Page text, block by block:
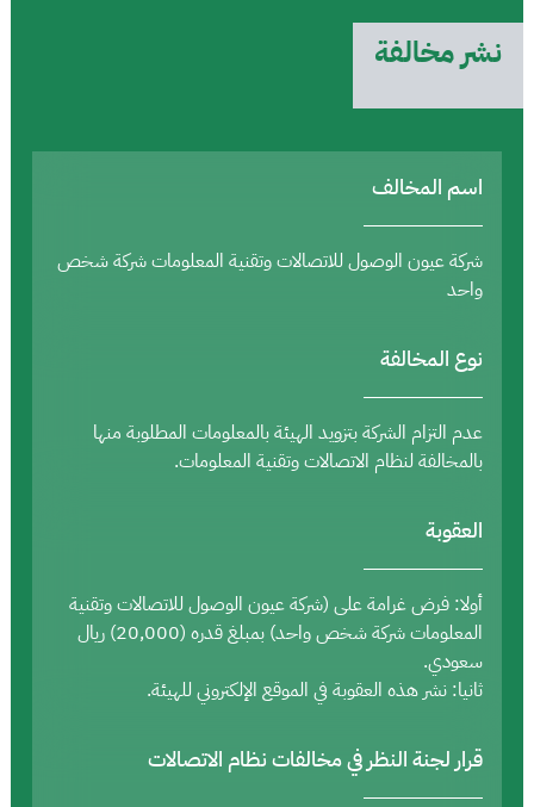
نشر مخالفة
اسم المخالف
شركة عيون الوصول للاتصالات وتقنية المعلومات شركة شخص
واحد
نوع المخالفة
عدم التزام الشركة بتزويد الهيئة بالمعلومات المطلوبة منها
بالمخالفة لنظام الاتصالات وتقنية المعلومات.
العقوبة
أولا: فرض غرامة على (شركة عيون الوصول للاتصالات وتقنية
المعلومات شركة شخص واحد) بمبلغ قدره (20,000) ريال
سعودي.
ثانيا: نشر هذه العقوبة في الموقع الإلكتروني للهيئة.
قرار لجنة النظر في مخالفات نظام الاتصالات